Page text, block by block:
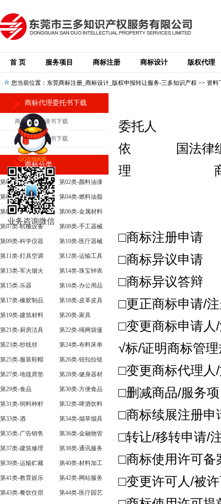
首 页 服务项目 商标注册 商标设计 版权代理
您当前位置： 东莞商标注册_商标设计_版权申报转让服务-三多知识产权 >> 资料
商标代理委托书下载
商标注册申请书下载
商标代理委托书下载
商标分类
第01类-化学原料 第02类-颜料油漆
第03类-日化用品 第04类-燃料油脂
第05类-医药 第06类-金属材料
第07类-机械设备 第08类-手工器械
第09类-科学仪器 第10类-医疗器械
第11类-灯具空调 第12类-运输工具
第13类-军火烟火 第14类-珠宝钟表
第15类-乐器 第16类-办公用品
第17类-橡胶制品 第18类-皮革皮具
第19类-建筑材料 第20类-家具
第21类-厨房洁具 第22类-绳网袋篷
第23类-纱线丝 第24类-布料床单
第25类-服装鞋帽 第26类-钮扣拉链
第27类-地毯席垫 第28类-健身器材
第29类-食品 第30类-方便食品
第31类-饲料种籽 第32类-啤酒饮料
第33类-酒 第34类-烟草烟具
第35类-广告销售 第36类-金融物管
第37类-建筑修理 第38类-通讯服务
第39类-运输贮藏 第40类-材料加工
第41类-教育娱乐 第42类-网站服务
第43类-餐饮住宿 第44类-医疗园艺
委托
依 国法
理 商标的
□商标注册申请
□商标异议申请
□商标异议答辩
□更正商标申请/
□变更商标申请人
√标/证明商标管
□变更商标代理人
□删减商品/服务
□商标续展注册申
□转让/移转申请/
□商标使用许可备
□变更许可人/被
业务咨询微信